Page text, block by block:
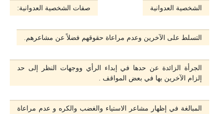
الشخصية العدوانية صفات الشخصية العدوانية:
التسلط على الآخرين وعدم مراعاة حقوقهم فضلاً عن مشاعرهم.
الجرأة الزائدة عن حدها في إبداء الرأي ووجهات النظر إلى حد
إلزام الآخرين بها في بعض المواقف .
المبالغة في إظهار مشاعر الاستياء والغضب والكره و عدم مراعاة